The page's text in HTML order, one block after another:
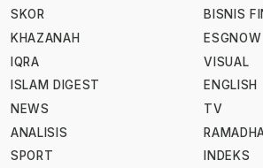
SKOR
KHAZANAH
IQRA
ISLAM DIGEST
NEWS
ANALISIS
SPORT
BISNIS
ESGNOW
VISUAL
ENGLISH
TV
INDEKS